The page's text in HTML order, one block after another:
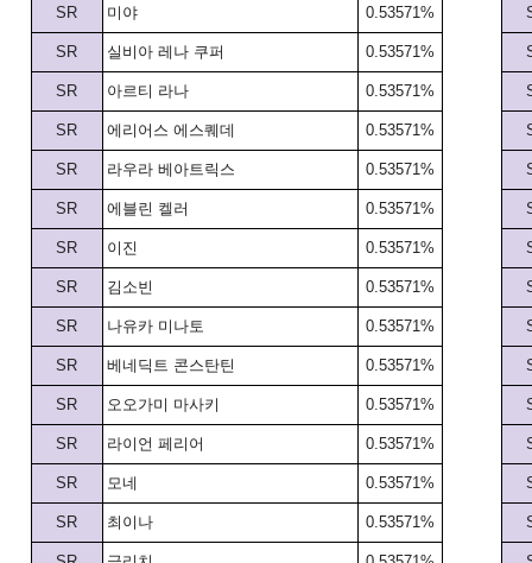
SR 미야 0.53571%
SR 실비아 레나 쿠퍼 0.53571%
SR 아르티 라나 0.53571%
SR 에리어스 에스퀘데 0.53571%
SR 라우라 베아트릭스 0.53571%
SR 에블린 켈러 0.53571%
SR 이진 0.53571%
SR 김소빈 0.53571%
SR 나유카 미나토 0.53571%
SR 베네딕트 콘스탄틴 0.53571%
SR 오오가미 마사키 0.53571%
SR 라이언 페리어 0.53571%
SR 모네 0.53571%
SR 최이나 0.53571%